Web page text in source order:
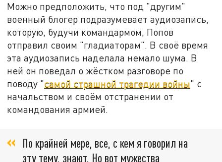
Можно предположить, что под "другим"
военный блогер подразумевает аудиозапись,
которую, будучи командармом, Попов
отправил своим "гладиаторам". В своё время
эта аудиозапись наделала немало шума. В
ней он поведал о жёстком разговоре по
поводу "самой страшной трагедии войны" с
начальством и своём отстранении от
командования армией.
По крайней мере, все, с кем я говорил на
эту тему, знают. Но вот мужества